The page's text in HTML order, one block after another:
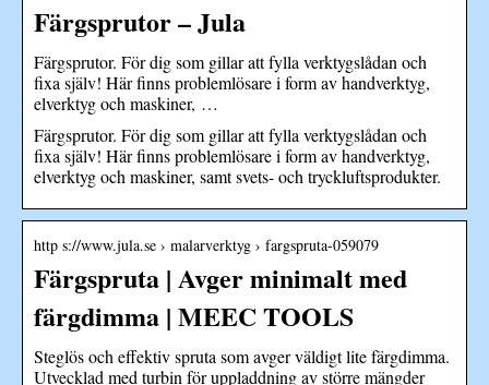
Färgsprutor – Jula
Färgsprutor. För dig som gillar att fylla verktygslådan och
fixa själv! Här finns problemlösare i form av handverktyg,
elverktyg och maskiner, …
Färgsprutor. För dig som gillar att fylla verktygslådan och
fixa själv! Här finns problemlösare i form av handverktyg,
elverktyg och maskiner, samt svets- och tryckluftsprodukter.
http s://www.jula.se › malarverktyg › fargspruta-059079
Färgspruta | Avger minimalt med
färgdimma | MEEC TOOLS
Steglös och effektiv spruta som avger väldigt lite färgdimma.
Utvecklad med turbin för uppladdning av större mängder